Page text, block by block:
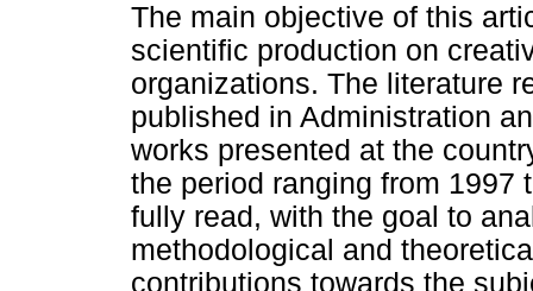
The main objective of this
scientific production on
organizations. The literature
published in Administration
works presented at the
the period ranging from 1997
fully read, with the goal to
methodological and
contributions towards the